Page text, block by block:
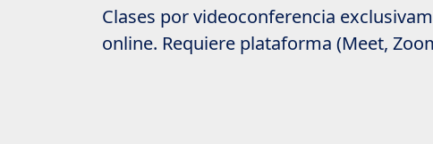
Clases por videoconferencia
online. Requiere plataforma (Meet,